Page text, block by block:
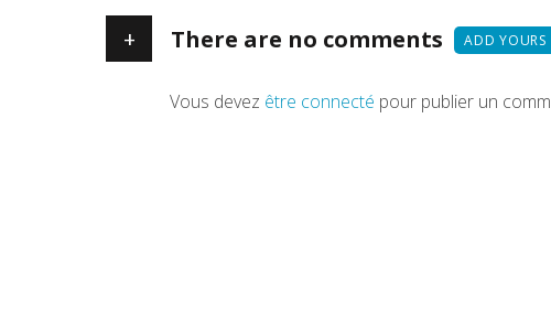
+ There are no comments ADD YOURS
Vous devez être connecté pour publier un